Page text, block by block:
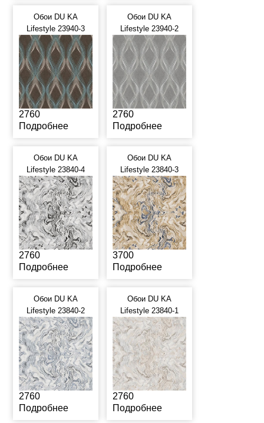
Обои DU KA
Lifestyle 23940-3
2760
Подробнее
Обои DU KA
Lifestyle 23940-2
2760
Подробнее
Обои DU KA
Lifestyle 23840-4
2760
Подробнее
Обои DU KA
Lifestyle 23840-3
3700
Подробнее
Обои DU KA
Lifestyle 23840-2
2760
Подробнее
Обои DU KA
Lifestyle 23840-1
2760
Подробнее